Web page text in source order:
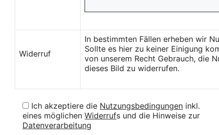
Widerruf
In bestimmten Fällen erheben wir
Sollte es hier zu keiner Einigung
von unserem Recht Gebrauch, die
dieses Bild zu widerrufen.
Ich akzeptiere die Nutzungsbedingungen inkl.
eines möglichen Widerrufs und die Hinweise zur
Datenverarbeitung